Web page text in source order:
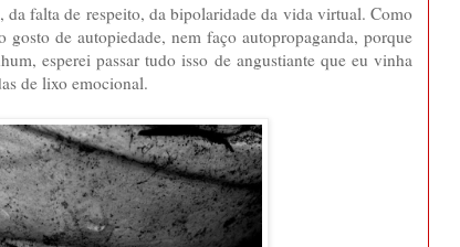
da falta de respeito, da bipolaridade da vida virtual. Como
de autopiedade, nem faço autopropaganda, porque
esperei passar tudo isso de angustiante que eu vinha
de lixo emocional.